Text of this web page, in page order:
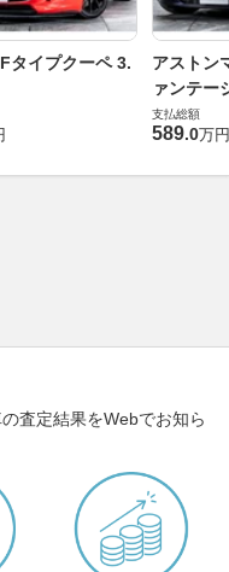
タイプクーペ 3.
アストン
ァンテー
支払総額
589.0万円
査定結果をWebでお知ら